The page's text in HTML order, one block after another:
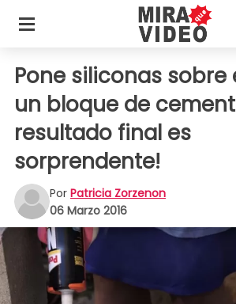
Pone siliconas sobre
un bloque de
resultado final es
sorprendente!
Por Patricia Zorzenon
06 Marzo 2016